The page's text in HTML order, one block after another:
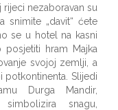
nezaboravan su
snimite „davit“ ćete
se u hotel na kasni
hram Majka
svojoj zemlji, a
Slijedi
Durga Mandir,
snagu,